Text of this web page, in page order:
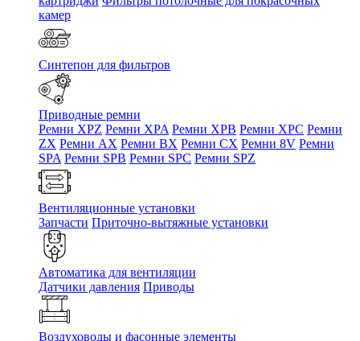
камер
Синтепон для фильтров
Приводные ремни
Ремни XPZ Ремни XPA Ремни XPB Ремни XPC Ремни
ZX Ремни AX Ремни BX Ремни CX Ремни 8V Ремни
SPA Ремни SPB Ремни SPC Ремни SPZ
Вентиляционные установки
Запчасти Приточно-вытяжные установки
Автоматика для вентиляции
Датчики давления Приводы
Воздуховоды и фасонные элементы